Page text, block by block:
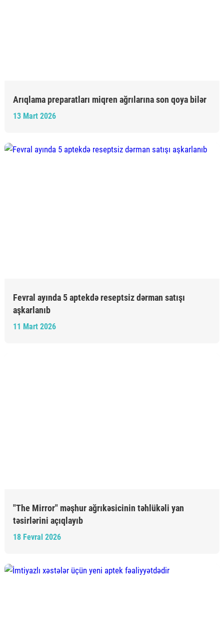
Arıqlama preparatları miqren ağrılarına son qoya bilər
13 Mart 2026
Fevral ayında 5 aptekdə reseptsiz dərman satışı
aşkarlanıb
11 Mart 2026
"The Mirror" məşhur ağrıkəsicinin təhlükəli yan
təsirlərini açıqlayıb
18 Fevral 2026